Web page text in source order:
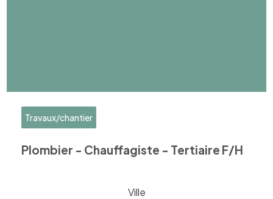
Travaux/chantier
Plombier - Chauffagiste - Tertiaire F/H
Ville